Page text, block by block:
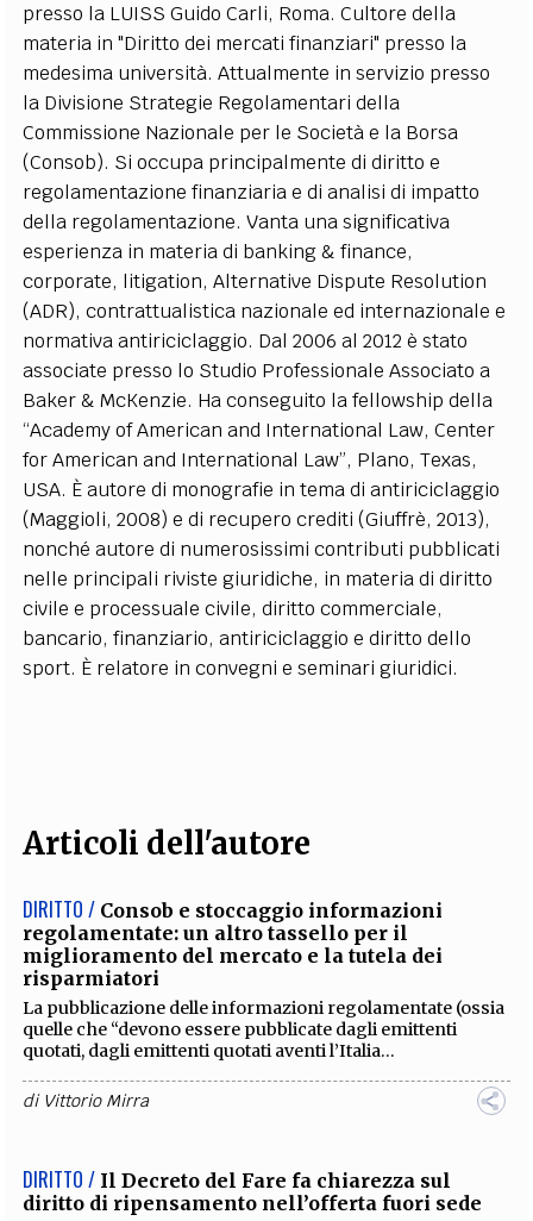
EXTRA
CODICI RUBRICHE LIBRI PROCEEDINGS PUBBLICITÀ CONTATTI
SOCIAL MEDIA
presso la LUISS Guido Carli, Roma. Cultore della
materia in "Diritto dei mercati finanziari" presso la
medesima università. Attualmente in servizio presso
la Divisione Strategie Regolamentari della
Commissione Nazionale per le Società e la Borsa
(Consob). Si occupa principalmente di diritto e
regolamentazione finanziaria e di analisi di impatto
della regolamentazione. Vanta una significativa
esperienza in materia di banking & finance,
corporate, litigation, Alternative Dispute Resolution
(ADR), contrattualistica nazionale ed internazionale e
normativa antiriciclaggio. Dal 2006 al 2012 è stato
associate presso lo Studio Professionale Associato a
Baker & McKenzie. Ha conseguito la fellowship della
“Academy of American and International Law, Center
for American and International Law”, Plano, Texas,
USA. È autore di monografie in tema di antiriciclaggio
(Maggioli, 2008) e di recupero crediti (Giuffrè, 2013),
nonché autore di numerosissimi contributi pubblicati
nelle principali riviste giuridiche, in materia di diritto
civile e processuale civile, diritto commerciale,
bancario, finanziario, antiriciclaggio e diritto dello
sport. È relatore in convegni e seminari giuridici.
Articoli dell'autore
DIRITTO / Consob e stoccaggio informazioni
regolamentate: un altro tassello per il
miglioramento del mercato e la tutela dei
risparmiatori
La pubblicazione delle informazioni regolamentate (ossia
quelle che “devono essere pubblicate dagli emittenti
quotati, dagli emittenti quotati aventi l’Italia...
di Vittorio Mirra
DIRITTO / Il Decreto del Fare fa chiarezza sul
diritto di ripensamento nell’offerta fuori sede